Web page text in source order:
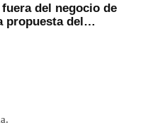
del negocio de
propuesta del